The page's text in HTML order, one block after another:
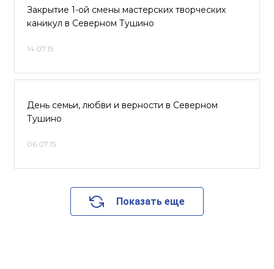
Закрытие 1-ой смены мастерских творческих
каникул в Северном Тушино
14.07.15
День семьи, любви и верности в Северном
Тушино
06.07.15
Показать еще